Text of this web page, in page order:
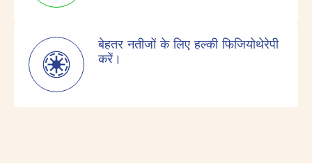
बेहतर नतीजों के लिए हल्की फिजियोथेरेपी
करें।